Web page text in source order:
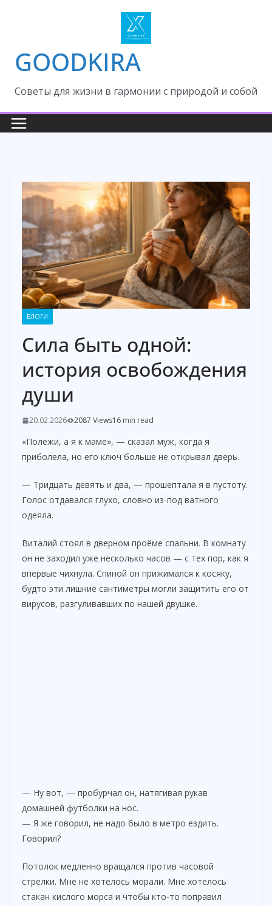
GOODKIRA
Cоветы для жизни в гармонии с природой и собой
БЛОГИ
Сила быть одной:
история освобождения
души
20.02.2026 2087 Views16 min read
«Полежи, а я к маме», — сказал муж, когда я
приболела, но его ключ больше не открывал дверь.
— Тридцать девять и два, — прошептала я в пустоту.
Голос отдавался глухо, словно из-под ватного
одеяла.
Виталий стоял в дверном проёме спальни. В комнату
он не заходил уже несколько часов — с тех пор, как я
впервые чихнула. Спиной он прижимался к косяку,
будто эти лишние сантиметры могли защитить его от
вирусов, разгуливавших по нашей двушке.
— Ну вот, — пробурчал он, натягивая рукав
домашней футболки на нос.
— Я же говорил, не надо было в метро ездить.
Говорил?
Потолок медленно вращался против часовой
стрелки. Мне не хотелось морали. Мне хотелось
стакан кислого морса и чтобы кто-то поправил